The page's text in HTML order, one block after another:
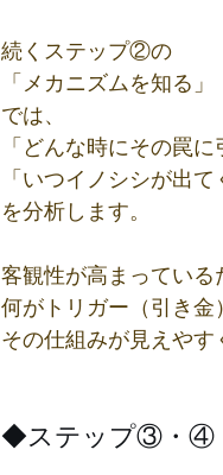
続くステップ②の
「メカニズムを知る」
では、
「どんな時にその罠に
「いつイノシシが出て
を分析します。
客観性が高まっている
何がトリガー（引き金
その仕組みが見えやす
◆ステップ③・④